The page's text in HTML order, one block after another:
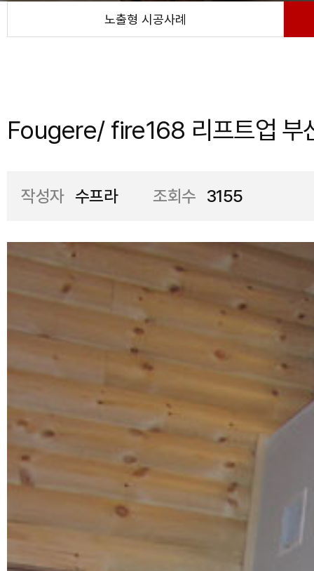
노출형 시공사례
Fougere/ fire168 리프트업 부
작성자 수프라 조회수 3155